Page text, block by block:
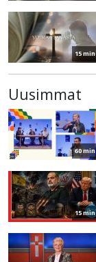
15 min
Uusimmat
60 min
15 min